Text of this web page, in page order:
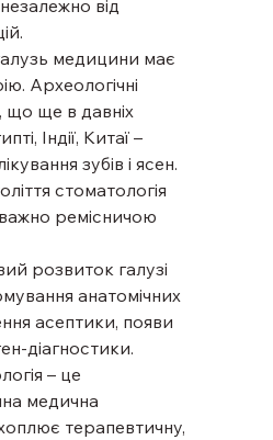
від
медицини має
Археологічні
що ще в давніх
Індії, Китаї –
зубів і ясен.
стоматологія
ремісничою
розвиток галузі
анатомічних
асептики, появи
діагностики.
– це
медична
терапевтичну,